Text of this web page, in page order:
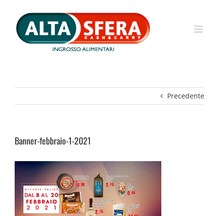
contenuto
Precedente
Banner-febbraio-1-2021